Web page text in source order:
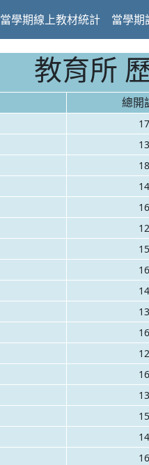
當學期線上教材統計 當學期
教育所
總開
17
13
18
14
16
12
15
16
14
13
16
12
16
13
15
14
16